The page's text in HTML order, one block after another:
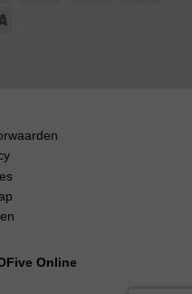
Online